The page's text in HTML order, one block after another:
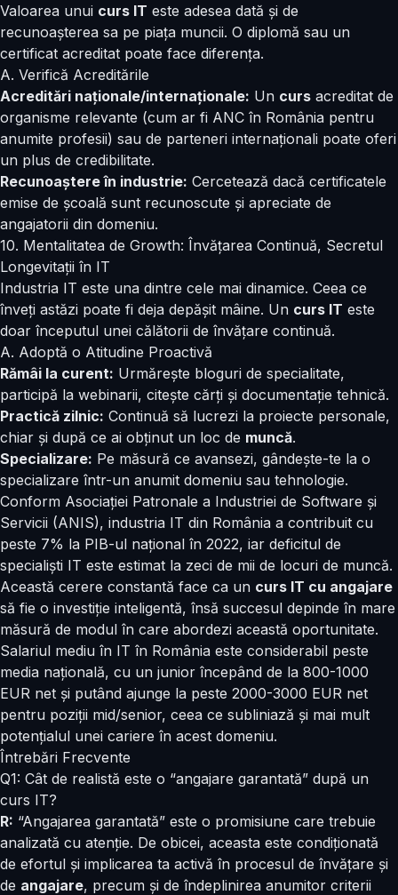
Valoarea unui curs IT este adesea dată și de
recunoașterea sa pe piața muncii. O diplomă sau un
certificat acreditat poate face diferența.
A. Verifică Acreditările
Acreditări naționale/internaționale: Un curs acreditat de
organisme relevante (cum ar fi ANC în România pentru
anumite profesii) sau de parteneri internaționali poate oferi
un plus de credibilitate.
Recunoaștere în industrie: Cercetează dacă certificatele
emise de școală sunt recunoscute și apreciate de
angajatorii din domeniu.
10. Mentalitatea de Growth: Învățarea Continuă, Secretul
Longevitații în IT
Industria IT este una dintre cele mai dinamice. Ceea ce
înveți astăzi poate fi deja depășit mâine. Un curs IT este
doar începutul unei călătorii de învățare continuă.
A. Adoptă o Atitudine Proactivă
Rămâi la curent: Urmărește bloguri de specialitate,
participă la webinarii, citește cărți și documentație tehnică.
Practică zilnic: Continuă să lucrezi la proiecte personale,
chiar și după ce ai obținut un loc de muncă.
Specializare: Pe măsură ce avansezi, gândește-te la o
specializare într-un anumit domeniu sau tehnologie.
Conform Asociației Patronale a Industriei de Software și
Servicii (ANIS), industria IT din România a contribuit cu
peste 7% la PIB-ul național în 2022, iar deficitul de
specialiști IT este estimat la zeci de mii de locuri de muncă.
Această cerere constantă face ca un curs IT cu angajare
să fie o investiție inteligentă, însă succesul depinde în mare
măsură de modul în care abordezi această oportunitate.
Salariul mediu în IT în România este considerabil peste
media națională, cu un junior începând de la 800-1000
EUR net și putând ajunge la peste 2000-3000 EUR net
pentru poziții mid/senior, ceea ce subliniază și mai mult
potențialul unei cariere în acest domeniu.
Întrebări Frecvente
Q1: Cât de realistă este o “angajare garantată” după un
curs IT?
R: “Angajarea garantată” este o promisiune care trebuie
analizată cu atenție. De obicei, aceasta este condiționată
de efortul și implicarea ta activă în procesul de învățare și
de angajare, precum și de îndeplinirea anumitor criterii